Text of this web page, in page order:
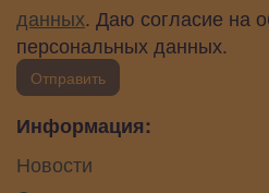
данных. Даю согласие на
персональных данных.
Отправить
Информация:
Новости